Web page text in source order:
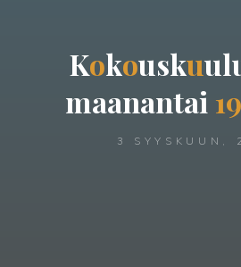
Kokouskuul
maanantai 19
3 SYYSKUUN,